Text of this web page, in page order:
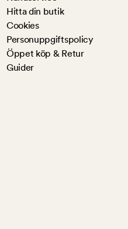
Hitta din butik
Cookies
Personuppgiftspolicy
Öppet köp & Retur
Guider